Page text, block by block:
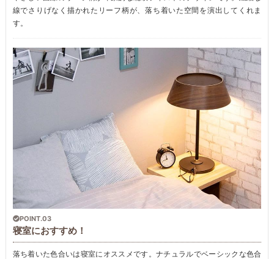
線でさりげなく描かれたリーフ柄が、落ち着いた空間を演出してくれま
す。
POINT.03
寝室におすすめ！
落ち着いた色合いは寝室にオススメです。ナチュラルでベーシックな色合